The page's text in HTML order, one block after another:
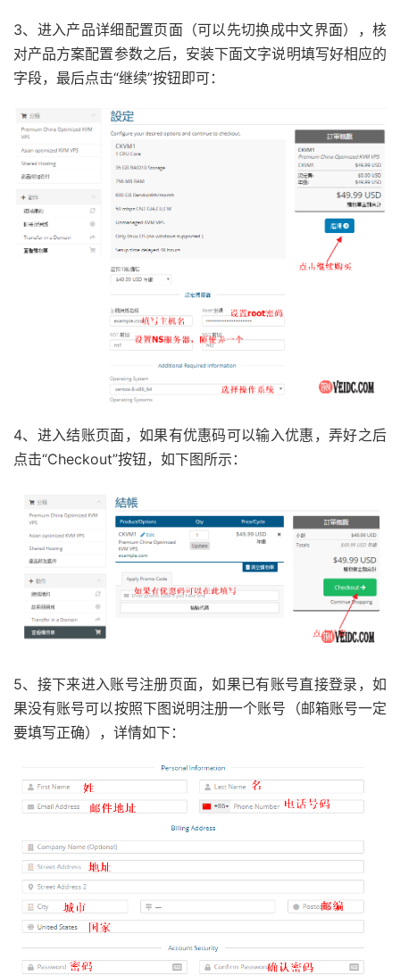
3、进入产品详细配置页面（可以先切换成中文界面），核
对产品方案配置参数之后，安装下面文字说明填写好相应的
字段，最后点击“继续”按钮即可：
4、进入结账页面，如果有优惠码可以输入优惠，弄好之后
点击“Checkout”按钮，如下图所示：
5、接下来进入账号注册页面，如果已有账号直接登录，如
果没有账号可以按照下图说明注册一个账号（邮箱账号一定
要填写正确），详情如下：